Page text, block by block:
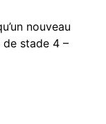
nouveau
de stade 4 –